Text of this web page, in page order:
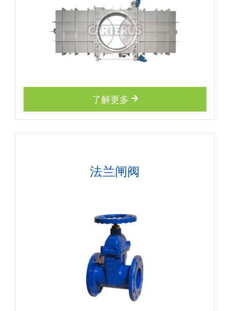
了解更多
法兰闸阀